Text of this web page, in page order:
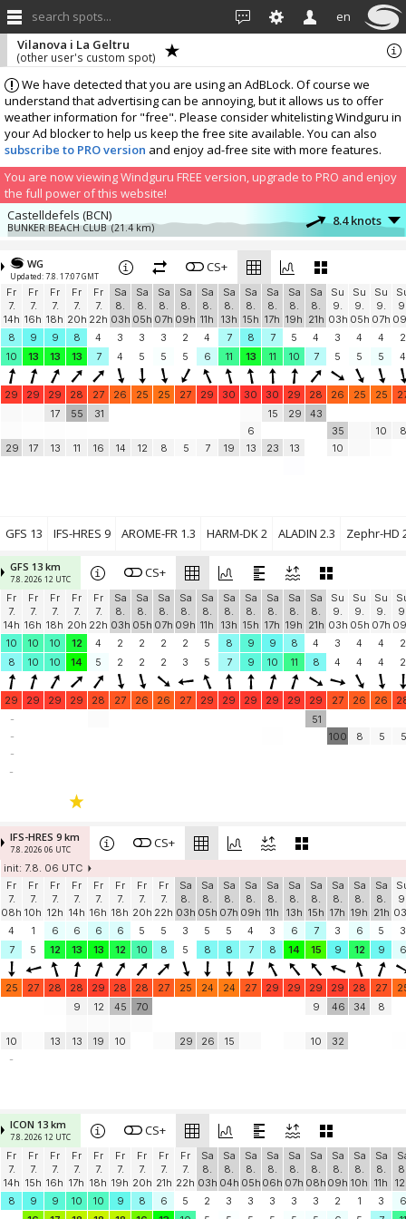
search spots... en
We have detected that you are using an AdBLock. Of course we
understand that advertising can be annoying, but it allows us to offer
weather information for "free". Please consider whitelisting Windguru in
your Ad blocker to help us keep the free site available. You can also
subscribe to PRO version and enjoy ad-free site with more features.
You are now viewing Windguru FREE version, upgrade to PRO and enjoy
the full power of this website!
Vilanova i La Geltru
(other user's custom spot)
Castelldefels (BCN)
BUNKER BEACH CLUB (21.4 km) 8.4 knots
Spain, Gava
Gava mar (24 km)
VILADECANS
Victor Morant Cantero (24.7 km)
5.2 knots
Sant Quintí de Mediona.
SQMLaBoria (25.9 km) 3 knots
Add your station...
WG
Updated: 7.8. 17:07 GMT
CS+
Fr
7.
14h
Fr
7.
16h
Fr
7.
18h
Fr
7.
20h
Fr
7.
22h
Sa
8.
03h
Sa
8.
05h
Sa
8.
07h
Sa
8.
09h
Sa
8.
11h
Sa
8.
13h
Sa
8.
15h
Sa
8.
17h
Sa
8.
19h
Sa
8.
21h
Su
9.
03h
Su
9.
05h
Su
9.
07h
8
9 9 8 4 3 3 3 2 4 7 8 7 5 4 3 4 4
2
10
13 13 13 7 4 5 5 5 6 11 13 11 10 7 5 5 5 4
29 29 29 28 27 26 25 25 27 29 30 30 30 29 28 26 25 25
29 17
17
13
55
11
31
16 14 12 8 5 7 19
6
13
15
23
29
13
43
35
10
10 8
GFS 13 IFS-HRES 9 AROME-FR 1.3 HARM-DK 2 ALADIN 2.3 Zephr-HD
GFS 13 km
7.8. 2026 12 UTC CS+
Fr
7.
14h
Fr
7.
16h
Fr
7.
18h
Fr
7.
20h
Fr
7.
22h
Sa
8.
03h
Sa
8.
05h
Sa
8.
07h
Sa
8.
09h
Sa
8.
11h
Sa
8.
13h
Sa
8.
15h
Sa
8.
17h
Sa
8.
19h
Sa
8.
21h
Su
9.
03h
Su
9.
05h
Su
9.
07h
10
10 10 12 4 2 2 2 2 5 8 9 9 8 4 3 4 4
2
8
10 10 14 5 2 2 2 3 5 7 9 10 11 8 4 4 4 2
29 29 29 29 28 27 26 26 27 29 29 29 29 29 29 27 26 26
-
-
-
51
100
8 5 5
-
IFS-HRES 9 km
7.8. 2026 06 UTC CS+
init: 7.8. 06 UTC
Fr
7.
08h
Fr
7.
10h
Fr
7.
12h
Fr
7.
14h
Fr
7.
16h
Fr
7.
18h
Fr
7.
20h
Fr
7.
22h
Sa
8.
03h
Sa
8.
05h
Sa
8.
07h
Sa
8.
09h
Sa
8.
11h
Sa
8.
13h
Sa
8.
15h
Sa
8.
17h
Sa
8.
19h
Sa
8.
21h
4
1 6 6 6 6 5 5 3 5 5 4 3 6 7 3 6 5
3
7
5 12 13 13 12 10 8 5 8 8 7 8 14 15 9 12 9 6
25 27 28 28 29 28 28 27 25 24 24 27 29 29 29 29 28 27
10 13
9
13
12
19
45
10
70
29 26 15
9
10
46
32
34 8
-
ICON 13 km
7.8. 2026 12 UTC CS+
Fr
7.
14h
Fr
7.
15h
Fr
7.
16h
Fr
7.
17h
Fr
7.
18h
Fr
7.
19h
Fr
7.
20h
Fr
7.
21h
Fr
7.
22h
Sa
8.
03h
Sa
8.
04h
Sa
8.
05h
Sa
8.
06h
Sa
8.
07h
Sa
8.
08h
Sa
8.
09h
Sa
8.
10h
Sa
8.
11h
8
9 9 10 10 9 8 6 5 2 3 3 3 3 3 2 1 3
6